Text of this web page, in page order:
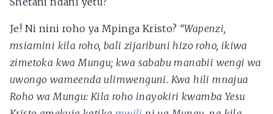
Je! Ni nini roho ya Mpinga Kristo? “Wapenzi,
msiamini kila roho, bali zijaribuni hizo roho, ikiwa
zimetoka kwa Mungu; kwa sababu manabii wengi wa
uwongo wameenda ulimwenguni. Kwa hili mnajua
Roho wa Mungu: Kila roho inayokiri kwamba Yesu